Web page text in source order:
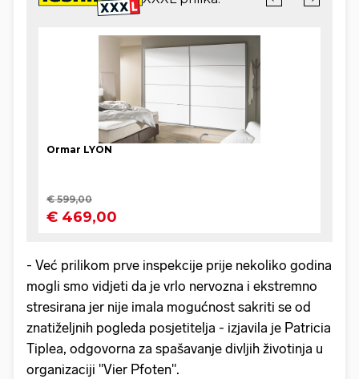
- Već prilikom prve inspekcije prije nekoliko godina
mogli smo vidjeti da je vrlo nervozna i ekstremno
stresirana jer nije imala mogućnost sakriti se od
znatiželjnih pogleda posjetitelja - izjavila je Patricia
Tiplea, odgovorna za spašavanje divljih životinja u
organizaciji "Vier Pfoten".